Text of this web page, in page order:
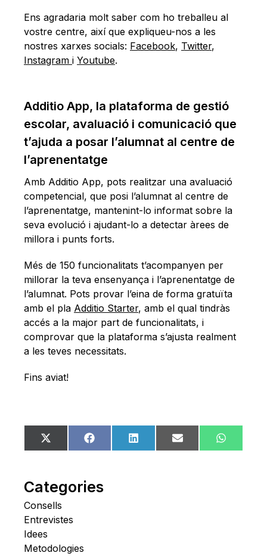
Ens agradaria molt saber com ho treballeu al
vostre centre, així que expliqueu-nos a les
nostres xarxes socials: Facebook, Twitter,
Instagram i Youtube.
Additio App, la plataforma de gestió
escolar, avaluació i comunicació que
t’ajuda a posar l’alumnat al centre de
l’aprenentatge
Amb Additio App, pots realitzar una avaluació
competencial, que posi l’alumnat al centre de
l’aprenentatge, mantenint-lo informat sobre la
seva evolució i ajudant-lo a detectar àrees de
millora i punts forts.
Més de 150 funcionalitats t’acompanyen per
millorar la teva ensenyança i l’aprenentatge de
l’alumnat. Pots provar l’eina de forma gratuïta
amb el pla Additio Starter, amb el qual tindràs
accés a la major part de funcionalitats, i
comprovar que la plataforma s’ajusta realment
a les teves necessitats.
Fins aviat!
Share
on
X
(Twitter)
Share
on
FacebookShare
on
LinkedIn Share
on
Email
Share
on
Categories
Consells
Entrevistes
Idees
Metodologies